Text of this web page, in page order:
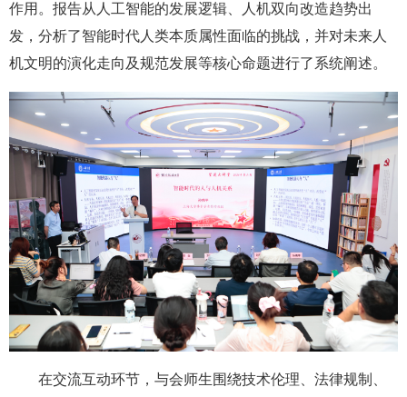
作用。报告从人工智能的发展逻辑、人机双向改造趋势出
发，分析了智能时代人类本质属性面临的挑战，并对未来人
机文明的演化走向及规范发展等核心命题进行了系统阐述。
在交流互动环节，与会师生围绕技术伦理、法律规制、